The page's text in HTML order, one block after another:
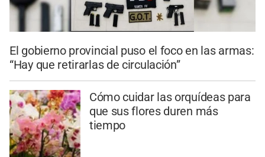
El gobierno provincial puso el foco en las armas:
“Hay que retirarlas de circulación”
Cómo cuidar las orquídeas para
que sus flores duren más
tiempo